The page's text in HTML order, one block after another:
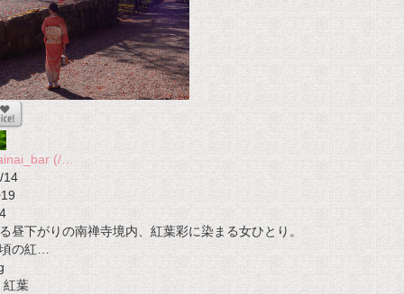
(/…
14
4
昼下がりの南禅寺境内、紅葉彩に染まる女ひとり。
の紅…
紅葉